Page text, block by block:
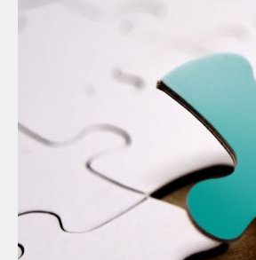
// Electrochemistry
// General knowledge